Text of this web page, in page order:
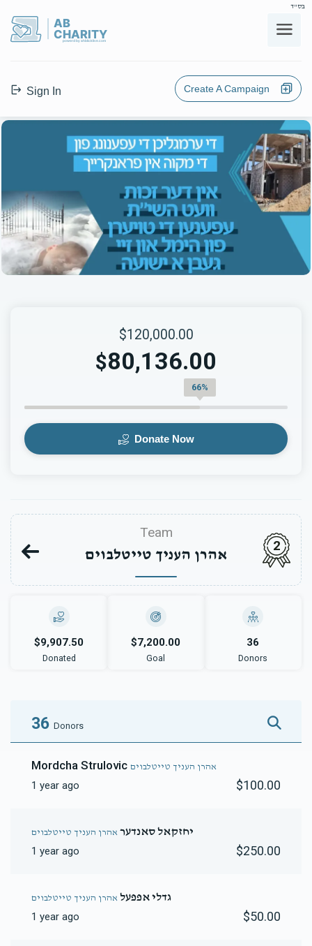
בס"ד
AB
CHARITY
powerd by ahblicklive.com
Sign In Create A Campaign
$120,000.00
$80,136.00
66%
Donate Now
Team
אהרן העניך טייטלבוים
2
$9,907.50
Donated
$7,200.00
Goal
36
Donors
36 Donors
Mordcha Strulovic אהרן העניך טייטלבוים
1 year ago $100.00
יחזקאל סאנדער אהרן העניך טייטלבוים
1 year ago $250.00
גדלי אפפעל אהרן העניך טייטלבוים
1 year ago $50.00